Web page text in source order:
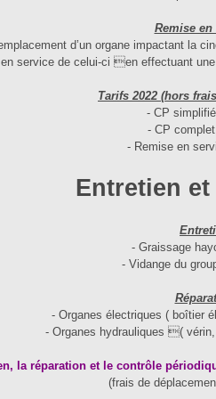
Remise en
d’un organe impactant la
service de celui-ci en effectuant
Tarifs 2022 (hors
- CP
- CP
- Remise en
Entretien
- Graissage
- Vidange du
- Organes électriques ( boîtier
- Organes hydrauliques (
la réparation et le contrôle
(frais de